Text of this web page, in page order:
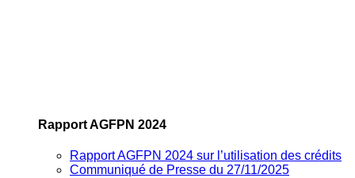
Rapport AGFPN 2024
Rapport AGFPN 2024 sur l’utilisation des crédits
Communiqué de Presse du 27/11/2025